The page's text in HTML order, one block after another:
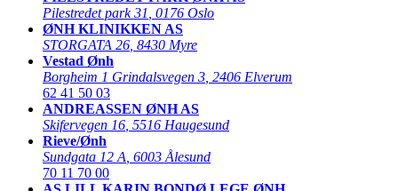
Pilestredet park 31 0176 Oslo
ØNH KLINIKKEN AS
STORGATA 26 8430 Myre
Vestad Ønh
Borgheim 1 Grindalsvegen 3 2406 Elverum
62 41 50 03
ANDREASSEN ØNH AS
Skifervegen 16 5516 Haugesund
Rieve/Ønh
Sundgata 12 A 6003 Ålesund
70 11 70 00